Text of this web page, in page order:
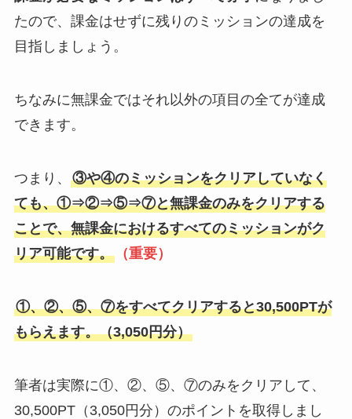
たので、課金はせずに残りのミッションの達成を
目指しましょう。
ちなみに無課金ではそれ以外の項目の全てが達成
できます。
つまり、 ③や④のミッションをクリアしていなく
ても、①⇒②⇒⑤⇒⑦と無課金のみをクリアする
ことで、無課金におけるすべてのミッションがク
リア可能です。（重要）
①、②、⑤、⑦をすべてクリアすると30,500PTが
もらえます。（3,050円分）
筆者は実際に①、②、⑤、⑦のみをクリアして、
30,500PT（3,050円分）のポイントを取得しまし